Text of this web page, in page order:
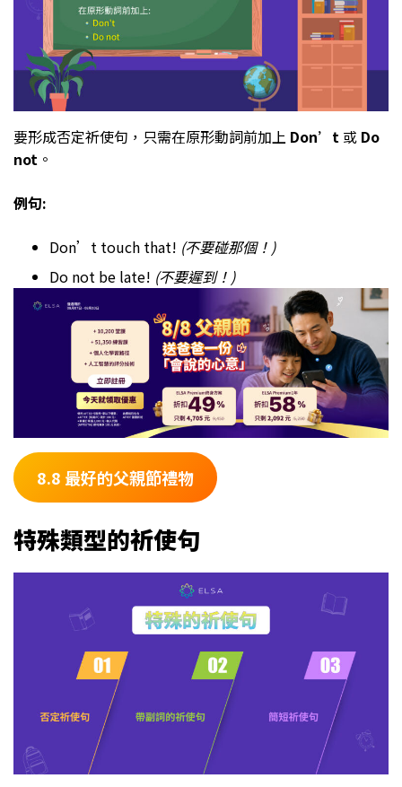
要形成否定祈使句，只需在原形動詞前加上 Don’t 或 Do
not 。
例句:
Don’t touch that! (不要碰那個！)
Do not be late! (不要遲到！)
8.8 最好的父親節禮物
特殊類型的祈使句